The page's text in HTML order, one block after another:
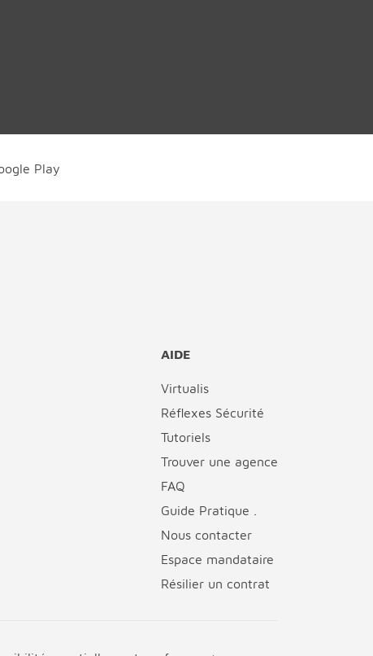
AIDE
Virtualis
Réflexes Sécurité
Tutoriels
Trouver une agence
FAQ
Guide Pratique .
Nous contacter
Espace mandataire
Résilier un contrat